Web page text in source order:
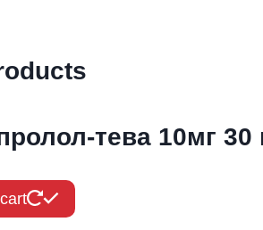
тева 10мг